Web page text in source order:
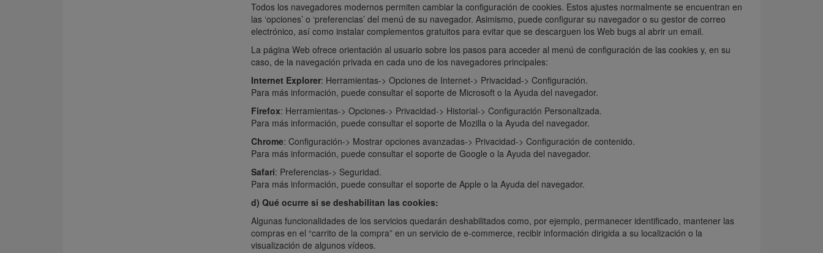
Todos los navegadores modernos permiten cambiar la configuración de cookies. Estos ajustes normalmente se encuentran en
las ‘opciones’ o ‘preferencias’ del menú de su navegador. Asimismo, puede configurar su navegador o su gestor de correo
electrónico, así como instalar complementos gratuitos para evitar que se descarguen los Web bugs al abrir un email.
La página Web ofrece orientación al usuario sobre los pasos para acceder al menú de configuración de las cookies y, en su
caso, de la navegación privada en cada uno de los navegadores principales:
Internet Explorer: Herramientas-> Opciones de Internet-> Privacidad-> Configuración.
Para más información, puede consultar el soporte de Microsofto la Ayuda del navegador.
Firefox: Herramientas-> Opciones-> Privacidad-> Historial-> Configuración Personalizada.
Para más información, puede consultar el soporte de Mozillao la Ayuda del navegador.
Chrome: Configuración-> Mostrar opciones avanzadas-> Privacidad-> Configuración de contenido.
Para más información, puede consultar el soporte de Google o la Ayuda del navegador.
Safari: Preferencias-> Seguridad.
Para más información, puede consultar el soporte de Apple o la Ayuda del navegador.
d) Qué ocurre si se deshabilitan las cookies:
Algunas funcionalidades de los servicios quedarán deshabilitados como, por ejemplo, permanecer identificado, mantener las
compras en el “carrito de la compra” en un servicio de e-commerce, recibir información dirigida a su localización o la
visualización de algunos vídeos.